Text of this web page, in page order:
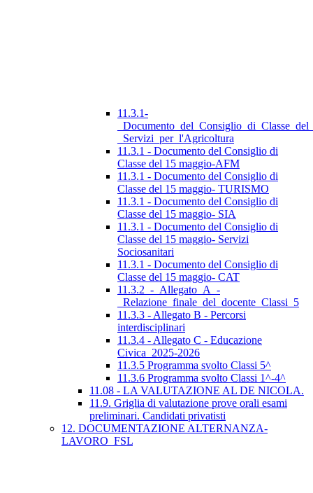
11.3.1-
_Servizi_per_l'Agricoltura
11.3.1 - Documento del Consiglio di
Classe del 15 maggio-AFM
11.3.1 - Documento del Consiglio di
Classe del 15 maggio- TURISMO
11.3.1 - Documento del Consiglio di
Classe del 15 maggio- SIA
11.3.1 - Documento del Consiglio di
Classe del 15 maggio- Servizi
Sociosanitari
11.3.1 - Documento del Consiglio di
Classe del 15 maggio- CAT
11.3.2_-_Allegato_A_-
_Relazione_finale_del_docente_Classi_5
11.3.3 - Allegato B - Percorsi
interdisciplinari
11.3.4 - Allegato C - Educazione
Civica_2025-2026
11.3.5 Programma svolto Classi 5^
11.3.6 Programma svolto Classi 1^-4^
11.08 - LA VALUTAZIONE AL DE NICOLA.
11.9. Griglia di valutazione prove orali esami
preliminari. Candidati privatisti
12. DOCUMENTAZIONE ALTERNANZA-
LAVORO_FSL